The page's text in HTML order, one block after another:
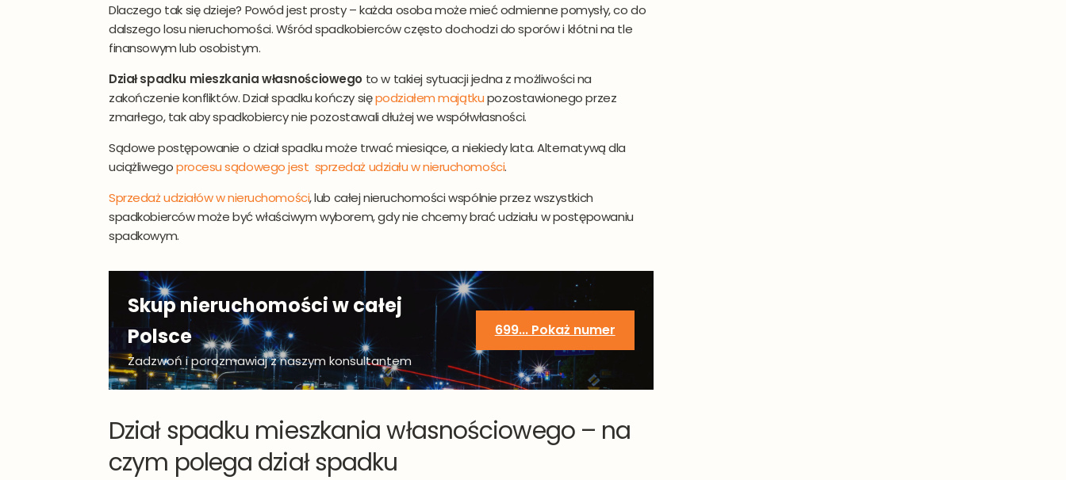
Dlaczego tak się dzieje? Powód jest prosty – każda osoba może mieć odmienne pomysły, co do
dalszego losu nieruchomości. Wśród spadkobierców często dochodzi do sporów i kłótni na tle
finansowym lub osobistym.
Dział spadku mieszkania własnościowego to w takiej sytuacji jedna z możliwości na
zakończenie konfliktów. Dział spadku kończy siępodziałem majątkupozostawionego przez
zmarłego, tak aby spadkobiercy nie pozostawali dłużej we współwłasności.
Sądowe postępowanie o dział spadku może trwać miesiące, a niekiedy lata. Alternatywą dla
uciążliwegoprocesu sądowego jest sprzedaż udziału w nieruchomości.
Sprzedaż udziałów w nieruchomości, lub całej nieruchomości wspólnie przez wszystkich
spadkobierców może być właściwym wyborem, gdy nie chcemy brać udziału w postępowaniu
spadkowym.
Skup nieruchomości w całej
Polsce
Zadzwoń i porozmawiaj z naszym konsultantem
699... Pokaż numer
Dział spadku mieszkania własnościowego – na
czym polega dział spadku